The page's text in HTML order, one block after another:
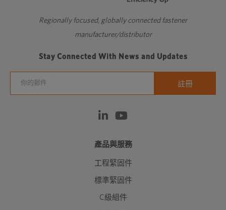
Regionally focused, globally connected fastener
manufacturer/distributor
Stay Connected With News and Updates
產品與服務
工程緊固件
標準緊固件
C級組件